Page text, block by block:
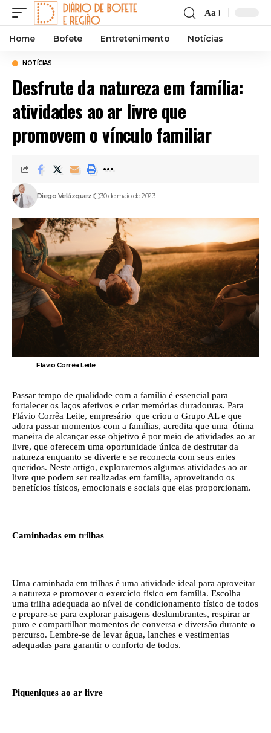
Font
Resizer
Aa
Home Bofete Entretenimento Notícias
NOTÍCIAS
Desfrute da natureza em família:
atividades ao ar livre que
promovem o vínculo familiar
Diego Velázquez 30 de maio de 2023
Flávio Corrêa Leite
Passar tempo de qualidade com a família é essencial para
fortalecer os laços afetivos e criar memórias duradouras. Para
Flávio Corrêa Leite, empresário que criou o Grupo AL e que
adora passar momentos com a famílias, acredita que uma ótima
maneira de alcançar esse objetivo é por meio de atividades ao ar
livre, que oferecem uma oportunidade única de desfrutar da
natureza enquanto se diverte e se reconecta com seus entes
queridos. Neste artigo, exploraremos algumas atividades ao ar
livre que podem ser realizadas em família, aproveitando os
benefícios físicos, emocionais e sociais que elas proporcionam.
Caminhadas em trilhas
Uma caminhada em trilhas é uma atividade ideal para aproveitar
a natureza e promover o exercício físico em família. Escolha
uma trilha adequada ao nível de condicionamento físico de todos
e prepare-se para explorar paisagens deslumbrantes, respirar ar
puro e compartilhar momentos de conversa e diversão durante o
percurso. Lembre-se de levar água, lanches e vestimentas
adequadas para garantir o conforto de todos.
Piqueniques ao ar livre